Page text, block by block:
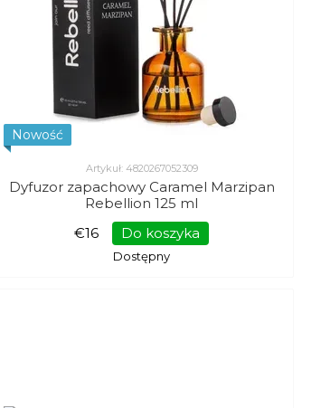
Nowość
Artykuł: 4820267052309
Dyfuzor zapachowy Caramel Marzipan
Rebellion 125 ml
€16
Do koszyka
Dostępny